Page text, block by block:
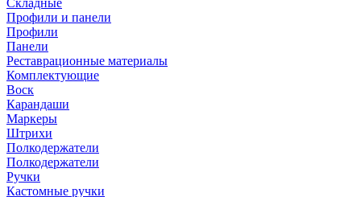
Складные
Профили и панели
Профили
Панели
Реставрационные материалы
Комплектующие
Воск
Карандаши
Маркеры
Штрихи
Полкодержатели
Полкодержатели
Ручки
Кастомные ручки